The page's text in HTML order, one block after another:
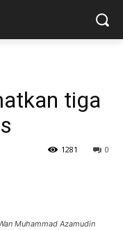
tiga
0
1281
Muhammad Azamudin